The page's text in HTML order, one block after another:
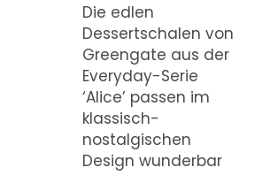
Die edlen
Dessertschalen von
Greengate aus der
Everyday-Serie
‘Alice’ passen im
klassisch-
nostalgischen
Design wunderbar